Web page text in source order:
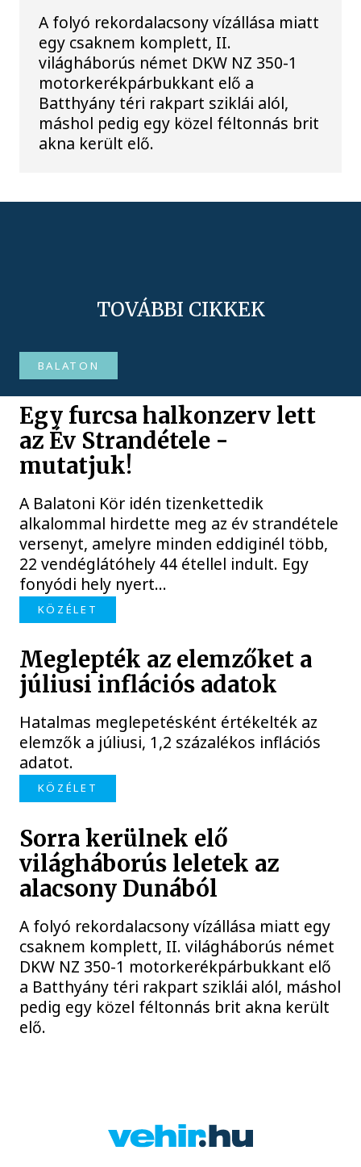
A folyó rekordalacsony vízállása miatt
egy csaknem komplett, II.
világháborús német DKW NZ 350-1
motorkerékpárbukkant elő a
Batthyány téri rakpart sziklái alól,
máshol pedig egy közel féltonnás brit
akna került elő.
TOVÁBBI CIKKEK
BALATON
Egy furcsa halkonzerv lett
az Év Strandétele -
mutatjuk!
A Balatoni Kör idén tizenkettedik
alkalommal hirdette meg az év strandétele
versenyt, amelyre minden eddiginél több,
22 vendéglátóhely 44 étellel indult. Egy
fonyódi hely nyert...
KÖZÉLET
Meglepték az elemzőket a
júliusi inflációs adatok
Hatalmas meglepetésként értékelték az
elemzők a júliusi, 1,2 százalékos inflációs
adatot.
KÖZÉLET
Sorra kerülnek elő
világháborús leletek az
alacsony Dunából
A folyó rekordalacsony vízállása miatt egy
csaknem komplett, II. világháborús német
DKW NZ 350-1 motorkerékpárbukkant elő
a Batthyány téri rakpart sziklái alól, máshol
pedig egy közel féltonnás brit akna került
elő.